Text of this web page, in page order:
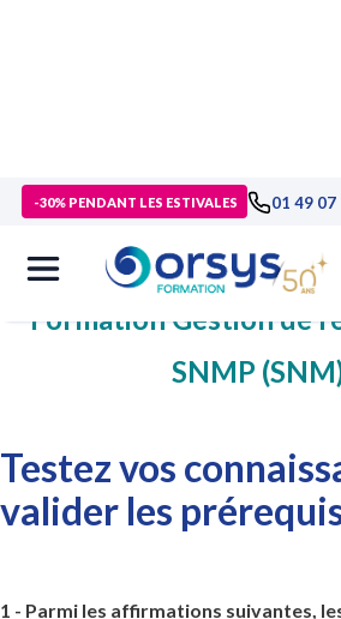
-30% PENDANT LES ESTIVALES 01 49 07
> Technologies numériques
informatiques>formation Sécurité, identité et
formation Gestion de réseaux avec
Formation Gestion de
SNMP
Testez vos
valider les
1 - Parmi les affirmations suivantes,